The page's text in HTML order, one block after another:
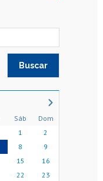
Sáb
Dom
1
2
8
9
15
16
22
23